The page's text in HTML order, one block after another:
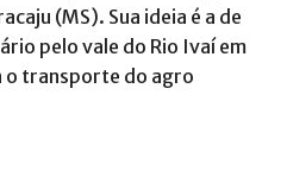
(MS). Sua ideia é a de
pelo vale do Rio Ivaí em
o transporte do agro